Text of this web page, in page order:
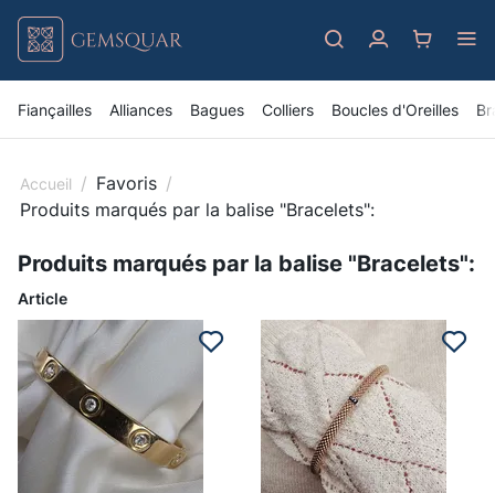
Fiançailles Alliances Bagues Colliers Boucles d'Oreilles
Accueil / Favoris /
Produits marqués par la balise "Bracelets":
Produits marqués par la balise "Bracelets":
Article